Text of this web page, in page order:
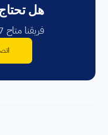
هل
فريقنا متاح 24/7 لخدمتك في أي وقت.